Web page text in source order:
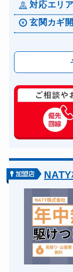
対応エリア
玄関カギ
玄関カギ
玄関カギ
玄関カギ交
バイクカ
バイクカ
スーツケー
スーツケー
金庫カギ
金庫カギ